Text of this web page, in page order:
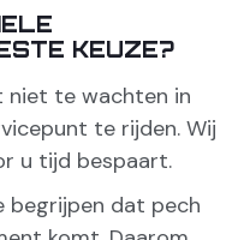
KEUZE?
niet te wachten in
te rijden. Wij
u tijd bespaart.
begrijpen dat pech